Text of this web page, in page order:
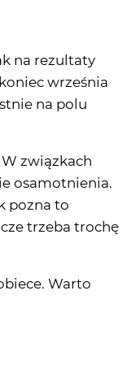
na rezultaty
września
na polu
związkach
osamotnienia.
pozna to
trzeba trochę
Warto